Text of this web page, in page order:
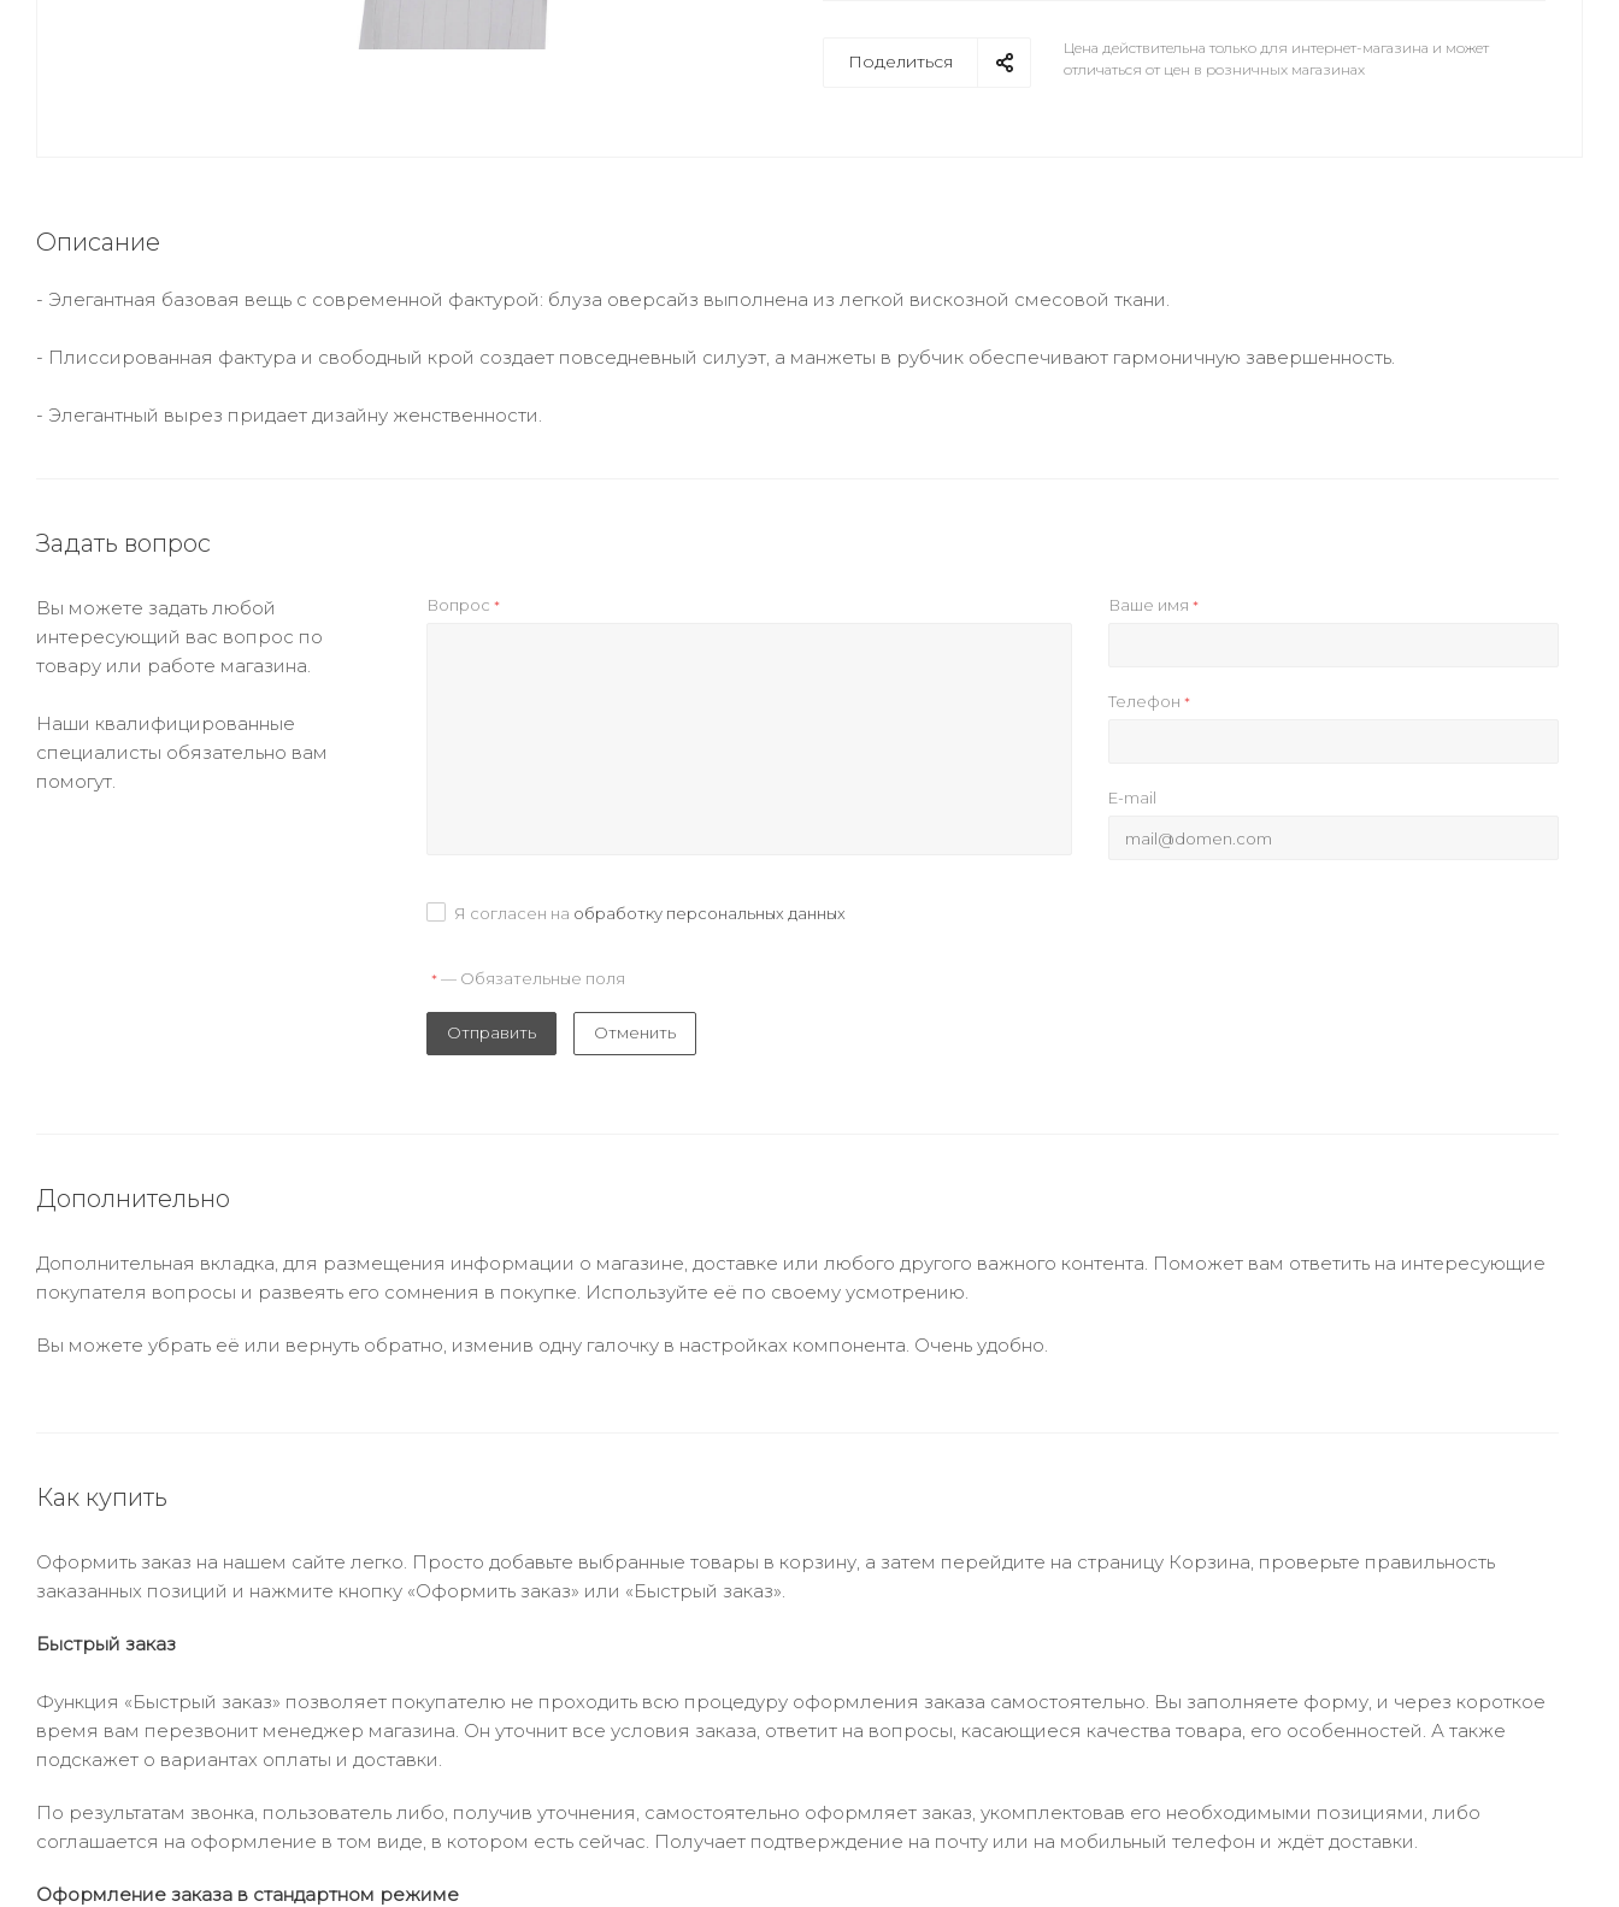
Поделиться
Цена действительна только для интернет-магазина и может
отличаться от цен в розничных магазинах
Описание
- Элегантная базовая вещь с современной фактурой: блуза оверсайз выполнена из легкой вискозной смесовой ткани.
- Плиссированная фактура и свободный крой создает повседневный силуэт, а манжеты в рубчик обеспечивают гармоничную завершенность.
- Элегантный вырез придает дизайну женственности.
Задать вопрос
Вы можете задать любой
интересующий вас вопрос по
товару или работе магазина.
Наши квалифицированные
специалисты обязательно вам
помогут.
Вопрос * Ваше имя *
Телефон *
E-mail
Я согласен на обработку персональных данных
*— Обязательные поля
Отправить Отменить
Дополнительно
Дополнительная вкладка, для размещения информации о магазине, доставке или любого другого важного контента. Поможет вам ответить на интересующие
покупателя вопросы и развеять его сомнения в покупке. Используйте её по своему усмотрению.
Вы можете убрать её или вернуть обратно, изменив одну галочку в настройках компонента. Очень удобно.
Как купить
Оформить заказ на нашем сайте легко. Просто добавьте выбранные товары в корзину, а затем перейдите на страницу Корзина, проверьте правильность
заказанных позиций и нажмите кнопку «Оформить заказ» или «Быстрый заказ».
Быстрый заказ
Функция «Быстрый заказ» позволяет покупателю не проходить всю процедуру оформления заказа самостоятельно. Вы заполняете форму, и через короткое
время вам перезвонит менеджер магазина. Он уточнит все условия заказа, ответит на вопросы, касающиеся качества товара, его особенностей. А также
подскажет о вариантах оплаты и доставки.
По результатам звонка, пользователь либо, получив уточнения, самостоятельно оформляет заказ, укомплектовав его необходимыми позициями, либо
соглашается на оформление в том виде, в котором есть сейчас. Получает подтверждение на почту или на мобильный телефон и ждёт доставки.
Оформление заказа в стандартном режиме